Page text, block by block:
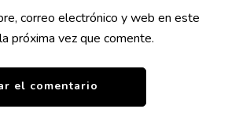
correo electrónico y web en este
próxima vez que comente.